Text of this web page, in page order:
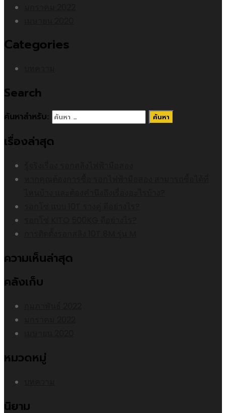
Categories
Search
ค้นหาสำหรับ:
เรื่องล่าสุด
ความเห็นล่าสุด
คลังเก็บ
หมวดหมู่
นิยาม